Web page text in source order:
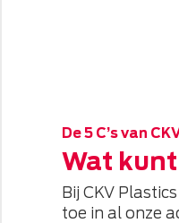
De 5 C’s van
Wat
Bij CKV
toe in al onze